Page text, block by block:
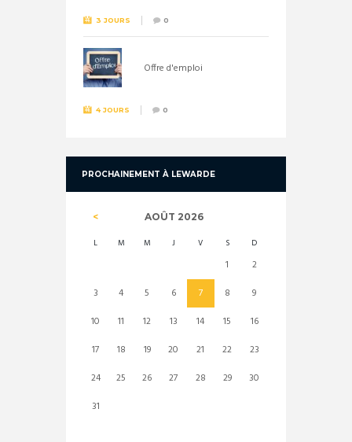
3 JOURS 0
Offre d'emploi
4 JOURS 0
PROCHAINEMENT À LEWARDE
AOÛT 2026
L M M J V S D
1
2
3
4 5 6 7 8
9
10
11 12 13 14 15
16
17
18 19 20 21 22
23
24
25 26 27 28 29
30
31